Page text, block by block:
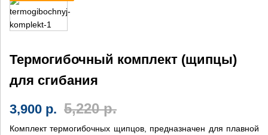
Термогибочный комплект (щипцы)
для сгибания
3,900 р. 5,220р.
Комплект термогибочных щипцов, предназначен для плавной